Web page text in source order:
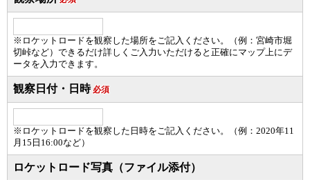
※ロケットロードを観察した場所をご記入ください。（例：宮崎市堀
切峠など）できるだけ詳しくご入力いただけると正確にマップ上にデ
ータを入力できます。
観察日付・日時 必須
※ロケットロードを観察した日時をご記入ください。（例：2020年11
月15日16:00など）
ロケットロード写真（ファイル添付）